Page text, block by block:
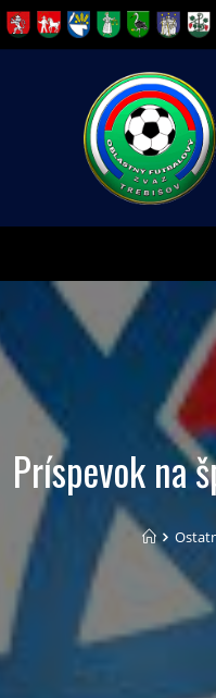
Príspevok na